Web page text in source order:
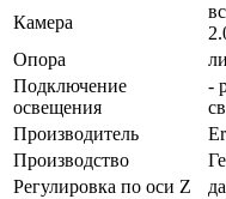
Камера
Опора
Подключение
освещения
-
Производитель
Производство
Регулировка по оси Z